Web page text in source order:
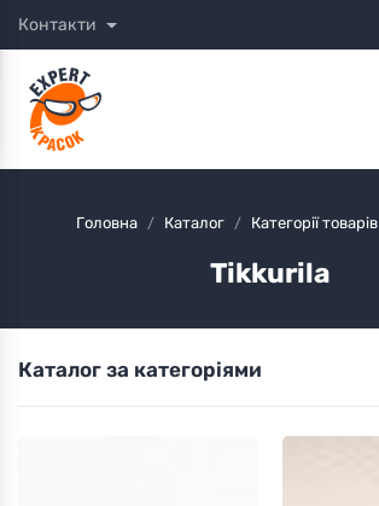
Контакти
Головна Каталог Категорії товарів
Tikkurila
Каталог за категоріями